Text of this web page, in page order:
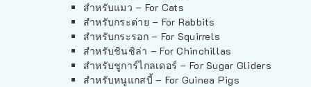
สำหรับแมว – For Cats
สำหรับกระต่าย – For Rabbits
สำหรับกระรอก – For Squirrels
สำหรับชินชิล่า – For Chinchillas
สำหรับชูการ์ไกลเดอร์ – For Sugar Gliders
สำหรับหนูแกสบี้ – For Guinea Pigs